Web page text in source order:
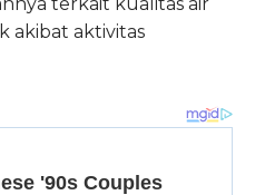
akibat aktivitas